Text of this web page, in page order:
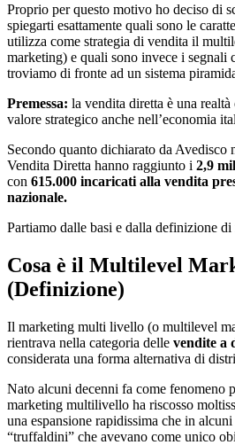
Proprio per questo motivo ho deciso di
spiegarti esattamente quali sono le
utilizza come strategia di vendita il
marketing) e quali sono invece i segnali
troviamo di fronte ad un sistema
Premessa: la vendita diretta è una
valore strategico anche nell’economia
Secondo quanto dichiarato da Avedisco
Vendita Diretta hanno raggiunto i 2,9
con 615.000 incaricati alla vendita
nazionale.
Partiamo dalle basi e dalla definizione di
Cosa è il Multilevel
(Definizione)
Il marketing multi livello (o multilevel
rientrava nella categoria delle vendite a
considerata una forma alternativa di
Nato alcuni decenni fa come fenomeno
marketing multilivello ha riscosso
una espansione rapidissima che in
“truffaldini” che avevano come unico